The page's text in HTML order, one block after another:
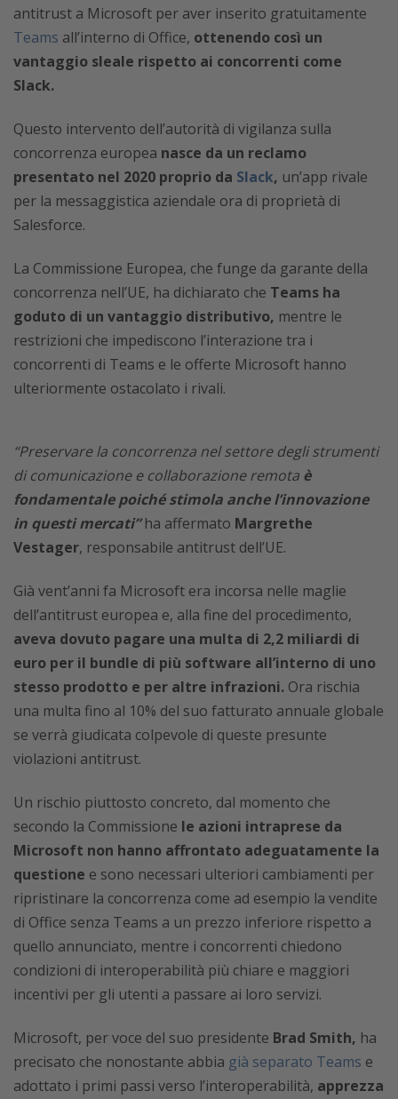
antitrust a Microsoft per aver inserito gratuitamente
Teams all’interno di Office, ottenendo così un
vantaggio sleale rispetto ai concorrenti come
Slack.
Questo intervento dell’autorità di vigilanza sulla
concorrenza europea nasce da un reclamo
presentato nel 2020 proprio da Slack, un’app rivale
per la messaggistica aziendale ora di proprietà di
Salesforce.
La Commissione Europea, che funge da garante della
concorrenza nell’UE, ha dichiarato che Teams ha
goduto di un vantaggio distributivo, mentre le
restrizioni che impediscono l’interazione tra i
concorrenti di Teams e le offerte Microsoft hanno
ulteriormente ostacolato i rivali.
“Preservare la concorrenza nel settore degli strumenti
di comunicazione e collaborazione remota è
fondamentale poiché stimola anche l’innovazione
in questi mercati”ha affermato Margrethe
Vestager, responsabile antitrust dell’UE.
Già vent’anni fa Microsoft era incorsa nelle maglie
dell’antitrust europea e, alla fine del procedimento,
aveva dovuto pagare una multa di 2,2 miliardi di
euro per il bundle di più software all’interno di uno
stesso prodotto e per altre infrazioni. Ora rischia
una multa fino al 10% del suo fatturato annuale globale
se verrà giudicata colpevole di queste presunte
violazioni antitrust.
Un rischio piuttosto concreto, dal momento che
secondo la Commissione le azioni intraprese da
Microsoft non hanno affrontato adeguatamente la
questione e sono necessari ulteriori cambiamenti per
ripristinare la concorrenza come ad esempio la vendite
di Office senza Teams a un prezzo inferiore rispetto a
quello annunciato, mentre i concorrenti chiedono
condizioni di interoperabilità più chiare e maggiori
incentivi per gli utenti a passare ai loro servizi.
Microsoft, per voce del suo presidente Brad Smith, ha
precisato che nonostante abbia già separato Teams e
adottato i primi passi verso l’interoperabilità, apprezza